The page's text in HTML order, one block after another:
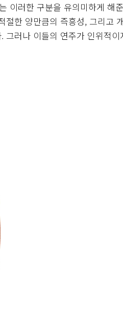
이러한 구분을 유의미하게 해
절한 양만큼의 즉흥성, 그리고
그러나 이들의 연주가 인위적이